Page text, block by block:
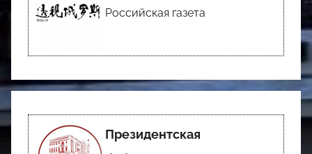
Российская газета
Президентская